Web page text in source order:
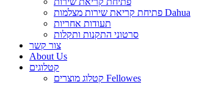
פתיחת קריאת שירות מצלמות Dahua
תעודות אחריות
סרטוני התקנות ותקלות
צור קשר
About Us
קטלוגים
קטלוג מוצרים Fellowes